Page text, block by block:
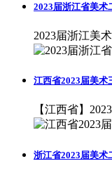
2023届浙江省美术
2023届浙江美
江西省2023届美术
【江西省】
浙江省2023届美术